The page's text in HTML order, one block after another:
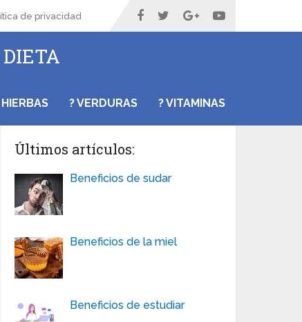
de privacidad
? VERDURAS ? VITAMINAS
Últimos artículos:
Beneficios de sudar
Beneficios de la miel
Beneficios de estudiar